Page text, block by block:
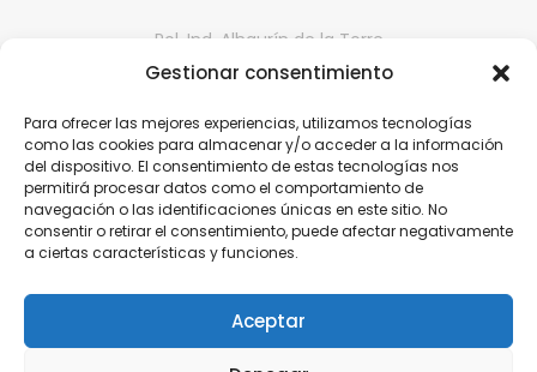
Gestionar consentimiento
Para ofrecer las mejores experiencias, utilizamos tecnologías
como las cookies para almacenar y/o acceder a la información
del dispositivo. El consentimiento de estas tecnologías nos
permitirá procesar datos como el comportamiento de
navegación o las identificaciones únicas en este sitio. No
consentir o retirar el consentimiento, puede afectar negativamente
a ciertas características y funciones.
Aceptar
Pol. Ind. Alhaurín de la Torre
II fase, Nave 65,
comercialdona@gmail.com
952 416 199 | 646 608 584
Política de Privacidad
Política de cookies